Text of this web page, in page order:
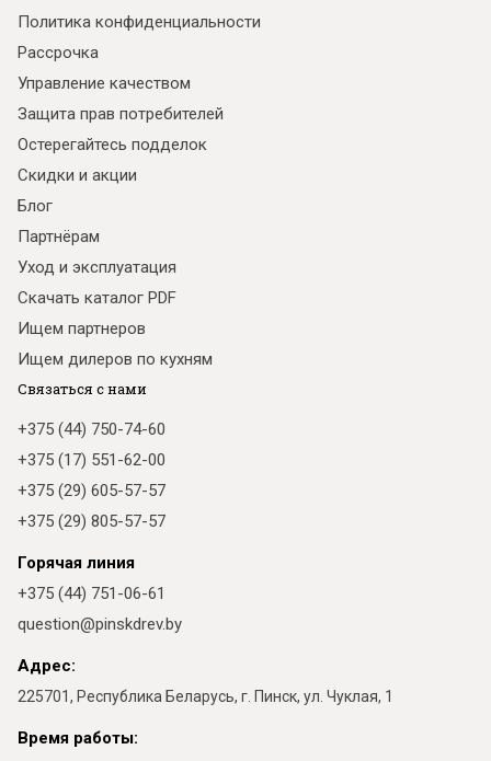
Политика конфиденциальности
Рассрочка
Управление качеством
Защита прав потребителей
Остерегайтесь подделок
Скидки и акции
Блог
Партнёрам
Уход и эксплуатация
Скачать каталог PDF
Ищем партнеров
Ищем дилеров по кухням
Связаться с нами
+375 (44) 750-74-60
+375 (17) 551-62-00
+375 (29) 605-57-57
+375 (29) 805-57-57
Горячая линия
+375 (44) 751-06-61
question@pinskdrev.by
Адрес:
225701, Республика Беларусь, г. Пинск, ул. Чуклая, 1
Время работы: